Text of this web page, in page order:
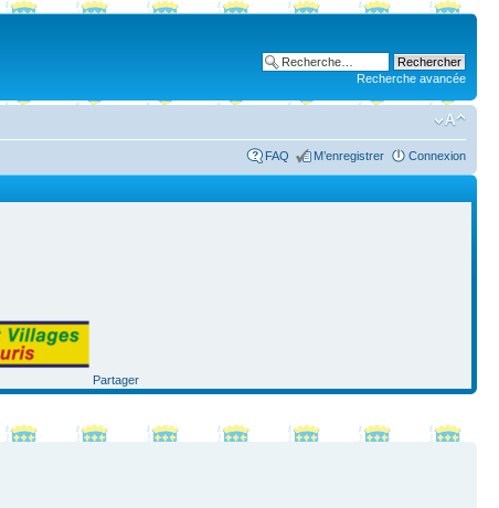
Recherche avancée
FAQ M’enregistrer Connexion
Partager